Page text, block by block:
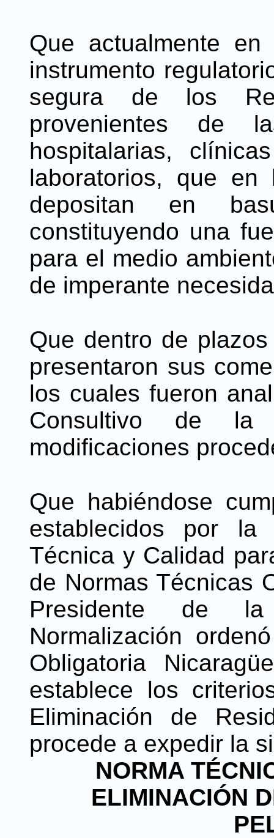
Que actualmente
instrumento
segura de los
provenientes de
hospitalarias,
laboratorios, que
depositan en
constituyendo una
para el medio
de imperante
Que dentro de
presentaron sus
los cuales fueron
Consultivo de la
modificaciones
Que habiéndose
establecidos por la
Técnica y Calidad
de Normas Técnicas
Presidente de
Normalización
Obligatoria
establece los
Eliminación de
procede a expedir la
NORMA
ELIMINACIÓN